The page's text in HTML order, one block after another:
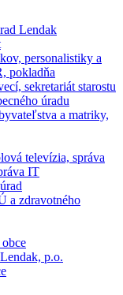
Lendak
personalistiky a
pokladňa
sekretariát starostu
úradu
a matriky,
televízia, správa
IT
a zdravotného
p.o.